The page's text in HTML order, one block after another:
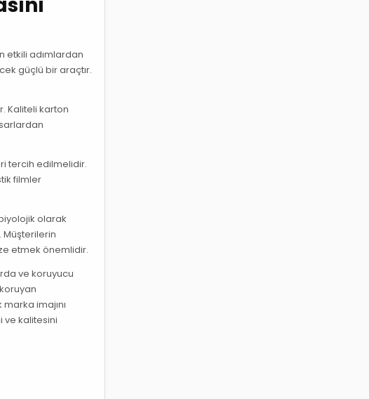
etkili adımlardan
güçlü bir araçtır.
Kaliteli karton
tercih edilmelidir.
filmler
olarak
Müşterilerin
etmek önemlidir.
ve koruyucu
imajını
ve kalitesini